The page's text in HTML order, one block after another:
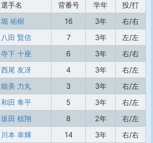
選手名 背番号 学年
投/打
堀 祐樹 16 3年
右/右
八田 賢信 7 3年
左/左
寺下 十座 6 3年
右/右
西尾 友冴 4 3年
右/左
能美 力丸 3 3年
右/左
和田 隼平 5 3年
右/左
坂田 椋翔 8 2年
右/左
川本 幸輝 14 3年
右/右